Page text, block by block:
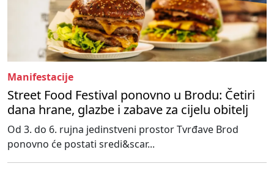
Manifestacije
Street Food Festival ponovno u Brodu: Četiri
dana hrane, glazbe i zabave za cijelu obitelj
Od 3. do 6. rujna jedinstveni prostor Tvrđave Brod
ponovno će postati sredi&scar...